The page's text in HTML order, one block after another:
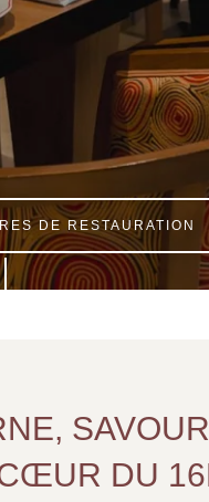
DE RESTAURATION
DU